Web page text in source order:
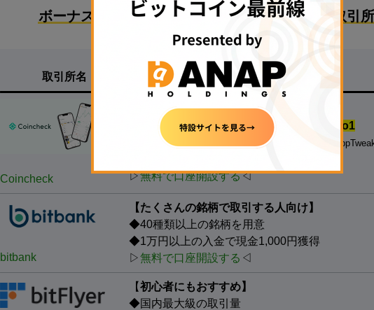
ボーナスで始めるのにおすすめな国内暗号資産取引
取引所名 特徴
Coincheck
500円の少額投資から試せる！】
国内の暗号資産アプリダウンロード数.No1
※対象：国内の暗号資産取引アプリ、データ協力：
▷無料で口座開設する◁
bitbank
【たくさんの銘柄で取引する人向け】
◆40種類以上の銘柄を用意
◆1万円以上の入金で現金1,000円獲得
▷無料で口座開設する ◁
【初心者にもおすすめ】
◆国内最大級の取引量